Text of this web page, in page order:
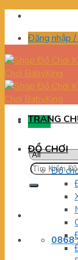
Skip
contentĐăng nhập
Menu
Tìm
kiếm:
0868
TRANG
ĐỒ CHƠI
Đồ